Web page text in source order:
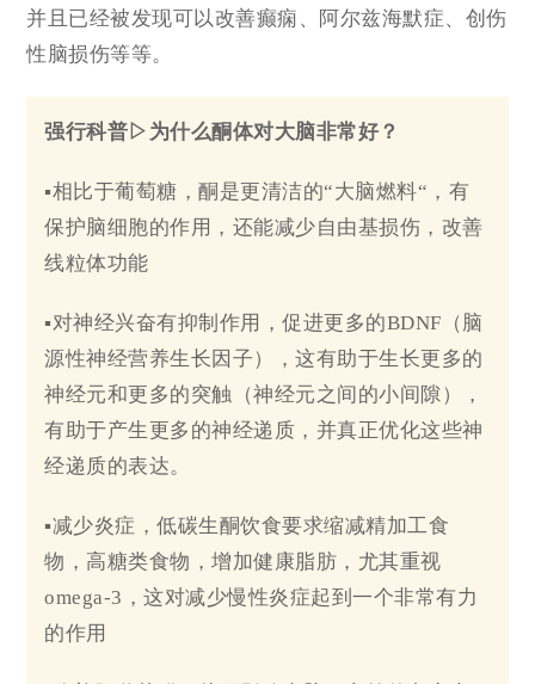
并且已经被发现可以改善癫痫、阿尔兹海默症、创伤
性脑损伤等等。
强行科普▷为什么酮体对大脑非常好？
▪相比于葡萄糖，酮是更清洁的“大脑燃料“，有
保护脑细胞的作用，还能减少自由基损伤，改善
线粒体功能
▪对神经兴奋有抑制作用，促进更多的BDNF（脑
源性神经营养生长因子），这有助于生长更多的
神经元和更多的突触（神经元之间的小间隙），
有助于产生更多的神经递质，并真正优化这些神
经递质的表达。
▪减少炎症，低碳生酮饮食要求缩减精加工食
物，高糖类食物，增加健康脂肪，尤其重视
omega-3，这对减少慢性炎症起到一个非常有力
的作用